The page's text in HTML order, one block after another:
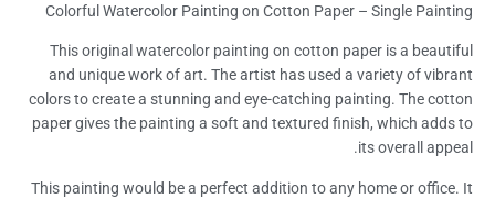
Colorful Watercolor Painting on Cotton Paper – Single Painting
This original watercolor painting on cotton paper is a beautiful
and unique work of art. The artist has used a variety of vibrant
colors to create a stunning and eye-catching painting. The cotton
paper gives the painting a soft and textured finish, which adds to
its overall appeal.
This painting would be a perfect addition to any home or office. It